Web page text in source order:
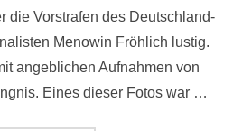
die Vorstrafen des Deutschland-
Menowin Fröhlich lustig.
angeblichen Aufnahmen von
Eines dieser Fotos war …